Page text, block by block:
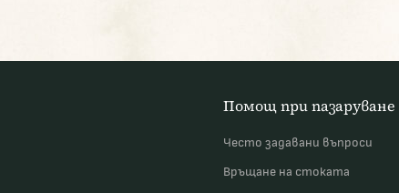
Помощ при пазаруване
Често задавани въпроси
Връщане на стоката